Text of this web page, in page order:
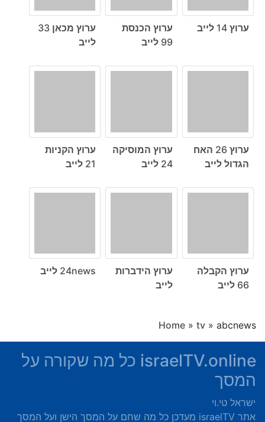
ערוץ 14 לייב
ערוץ הכנסת
99 לייב
ערוץ מכאן 33
לייב
ערוץ 26 האח
הגדול לייב
ערוץ המוסיקה
24 לייב
ערוץ הקניות
21 לייב
ערוץ הקבלה
66 לייב
ערוץ הידברות
לייב
24news לייב
Home » tv » abcnews
israelTV.online כל מה שקורה על
המסך
ישראל טי.וי
אתר israelTV מעדכן כל מה שחם על המסך הישן ועל המסך